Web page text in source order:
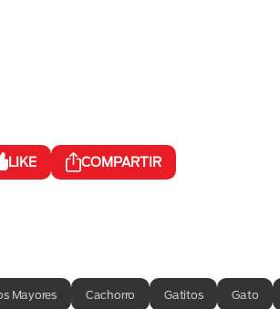
LIKE COMPARTIR
Mayores Cachorro Gatitos Gato